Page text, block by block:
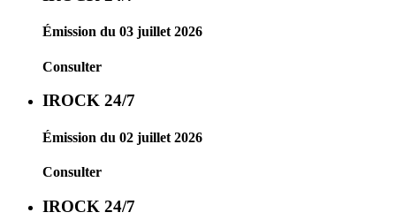
Émission du 03 juillet 2026
Consulter
IROCK 24/7
Émission du 02 juillet 2026
Consulter
IROCK 24/7